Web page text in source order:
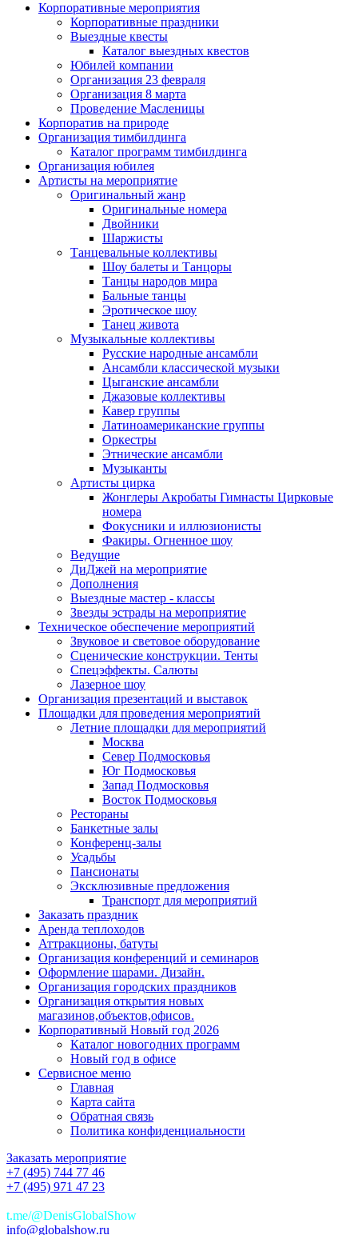
Корпоративные мероприятия
Корпоративные праздники
Выездные квесты
Каталог выездных квестов
Юбилей компании
Организация 23 февраля
Организация 8 марта
Проведение Масленицы
Корпоратив на природе
Организация тимбилдинга
Каталог программ тимбилдинга
Организация юбилея
Артисты на мероприятие
Оригинальный жанр
Оригинальные номера
Двойники
Шаржисты
Танцевальные коллективы
Шоу балеты и Танцоры
Танцы народов мира
Бальные танцы
Эротическое шоу
Танец живота
Музыкальные коллективы
Русские народные ансамбли
Ансамбли классической музыки
Цыганские ансамбли
Джазовые коллективы
Кавер группы
Латиноамериканские группы
Оркестры
Этнические ансамбли
Музыканты
Артисты цирка
Жонглеры Акробаты Гимнасты Цирковые
номера
Фокусники и иллюзионисты
Факиры. Огненное шоу
Ведущие
ДиДжей на мероприятие
Дополнения
Выездные мастер - классы
Звезды эстрады на мероприятие
Техническое обеспечение мероприятий
Звуковое и световое оборудование
Сценические конструкции. Тенты
Спецэффекты. Салюты
Лазерное шоу
Организация презентаций и выставок
Площадки для проведения мероприятий
Летние площадки для мероприятий
Москва
Север Подмосковья
Юг Подмосковья
Запад Подмосковья
Восток Подмосковья
Рестораны
Банкетные залы
Конференц-залы
Усадьбы
Пансионаты
Эксклюзивные предложения
Транспорт для мероприятий
Заказать праздник
Аренда теплоходов
Аттракционы, батуты
Организация конференций и семинаров
Оформление шарами. Дизайн.
Организация городских праздников
Организация открытия новых
магазинов,объектов,офисов.
Корпоративный Новый год 2026
Каталог новогодних программ
Новый год в офисе
Сервисное меню
Главная
Карта сайта
Обратная связь
Политика конфиденциальности
Заказать мероприятие
+7 (495) 744 77 46
+7 (495) 971 47 23
t.me/@DenisGlobalShow
info@globalshow.ru